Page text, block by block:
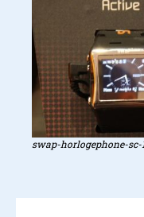
swap-horlogephone-sc-